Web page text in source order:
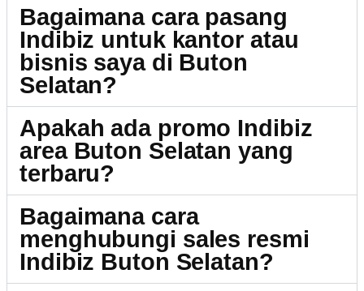
Bagaimana cara pasang
Indibiz untuk kantor atau
bisnis saya di Buton
Selatan?
Apakah ada promo Indibiz
area Buton Selatan yang
terbaru?
Bagaimana cara
menghubungi sales resmi
Indibiz Buton Selatan?